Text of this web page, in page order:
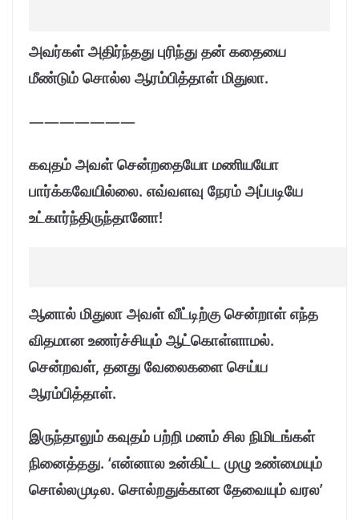
அவர்கள் அதிர்ந்தது புரிந்து தன் கதையை
மீண்டும் சொல்ல ஆரம்பித்தாள் மிதுலா.
———————
கவுதம் அவள் சென்றதையோ மணியயோ
பார்க்கவேயில்லை. எவ்வளவு நேரம் அப்படியே
உட்கார்ந்திருந்தானோ!
ஆனால் மிதுலா அவள் வீட்டிற்கு சென்றாள் எந்த
விதமான உணர்ச்சியும் ஆட்கொள்ளாமல்.
சென்றவள், தனது வேலைகளை செய்ய
ஆரம்பித்தாள்.
இருந்தாலும் கவுதம் பற்றி மனம் சில நிமிடங்கள்
நினைத்தது. ‘என்னால உன்கிட்ட முழு உண்மையும்
சொல்லமுடில. சொல்றதுக்கான தேவையும் வரல’